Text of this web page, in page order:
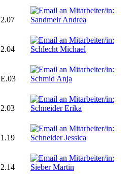
2.07
2.04
E.03
2.03
1.19
2.14